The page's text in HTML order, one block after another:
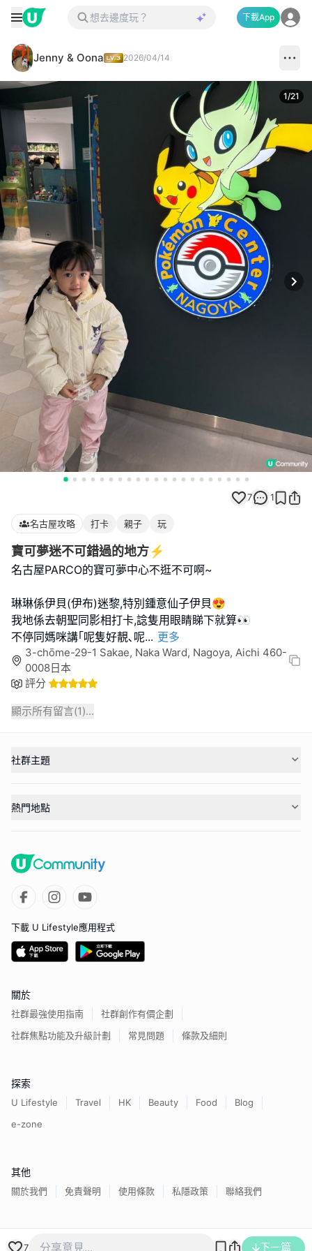
下載App
Jenny & Oona 2026/04/14
1/21
7 1
名古屋攻略 打卡 親子 玩
寶可夢迷不可錯過的地方⚡️
名古屋PARCO的寶可夢中心不逛不可啊~
琳琳係伊貝(伊布)迷黎,特別鍾意仙子伊貝😍
我地係去朝聖同影相打卡,諗隻用眼睛睇下就算👀
不停同媽咪講｢呢隻好靚､呢... 更多
3-chōme-29-1 Sakae, Naka Ward, Nagoya, Aichi 460-
0008日本
評分
顯示所有留言(1)...
7 下一篇
社群主題
熱門地點
下載 U Lifestyle應用程式
關於
社群最強使用指南
社群創作有價企劃
社群焦點功能及升級計劃
常見問題 條款及細則
探索
U Lifestyle Travel HK Beauty Food
Blog
e-zone
其他
關於我們 免責聲明 使用條款 私隱政策 聯絡我們
香港經濟日報版權所有©